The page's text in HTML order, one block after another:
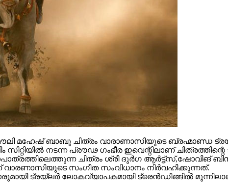
മഹേഷ് ബാബു ചിത്രം വാരാണാസിയുടെ ബ്രഹ്മാണ്ഡ
നടന്ന പ്രൗഢ ഗംഭീര ഇവെന്റിലാണ്
ചിത്രം ശ്രീ ദുർഗ
സംഗീത സംവിധാനം നിർവഹിക്കുന്നത്.
ട്രയ്ലർ ലോകവ്യാപകമായി ട്രെൻഡിങ്ങിൽ